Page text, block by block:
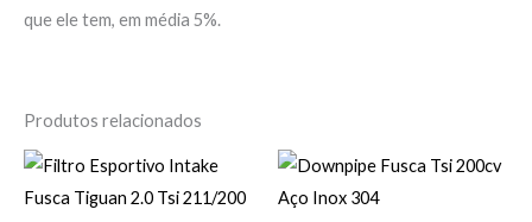
que ele tem, em média 5%.
Produtos relacionados